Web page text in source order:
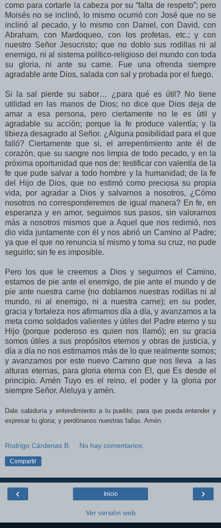
como para cortarle la cabeza por su “falta de respeto”; pero
Moisés no se inclinó, lo mismo ocurrió con José que no se
inclinó al pecado, y lo mismo con Daniel, con David, con
Abraham, con Mardoqueo, con los profetas, etc.; y con
nuestro Señor Jesucristo; que no doblo sus rodillas ni al
enemigo, ni al sistema político-religioso del mundo con toda
su gloria, ni ante su carne. Fue una ofrenda siempre
agradable ante Dios, salada con sal y probada por el fuego.
Si la sal pierde su sabor… ¿para qué es útil? No tiene
utilidad en las manos de Dios; no dice que Dios deja de
amar a esa persona, pero ciertamente no le es útil y
agradable su acción; porque la fe produce valentía; y la
tibieza desagrado al Señor. ¿Alguna posibilidad para el que
falló? Ciertamente que si, el arrepentimiento ante él de
corazón, que su sangre nos limpia de todo pecado, y en la
próxima oportunidad que nos de: testificar con valentía de la
fe que pude salvar a todo hombre y la humanidad; de la fe
del Hijo de Dios, que no estimó como preciosa su propia
vida, por agradar a Dios y salvarnos a nosotros, ¿Cómo
nosotros no corresponderemos de igual manera? En fe, en
esperanza y en amor, seguimos sus pasos, sin valorarnos
más a nosotros mismos que a Aquel que nos redimió, nos
dio vida juntamente con él y nos abrió un Camino al Padre;
ya que el que no renuncia sí mismo y toma su cruz, no pude
seguirlo; sin fe es imposible.
Pero los que le creemos a Dios y seguimos el Camino,
estamos de pie ante el enemigo, de pie ante el mundo y de
pie ante nuestra carne (no doblamos nuestras rodillas ni al
mundo, ni al enemigo, ni a nuestra carne); en su poder,
gracia y fortaleza nos afirmamos día a día, y avanzamos a la
meta como soldados valientes y útiles del Padre eterno y su
Hijo (porque poderoso es quien nos llamó); en su gracia
somos útiles a sus propósitos eternos y obras de justicia, y
día a día no nos estimamos más de lo que realmente somos;
y avanzamos por este nuevo Camino que nos lleva a las
alturas eternas, para gloria eterna con El, que Es desde el
principio. Amén Tuyo es el reino, el poder y la gloria por
siempre Señor. Aleluya y amén.
Dale sabiduría y entendimiento a tu pueblo; para que pueda entender y
expresar tu gloria; y perdónanos nuestras fallas. Amén.
Rodrigo Cárdenas B. No hay comentarios:
Compartir
‹ ›
Inicio
Ver versión web